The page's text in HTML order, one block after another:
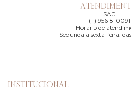
SAC
(11) 95618-0091
Horário de
Segunda a sexta-feira:
INSTITUCIONAL